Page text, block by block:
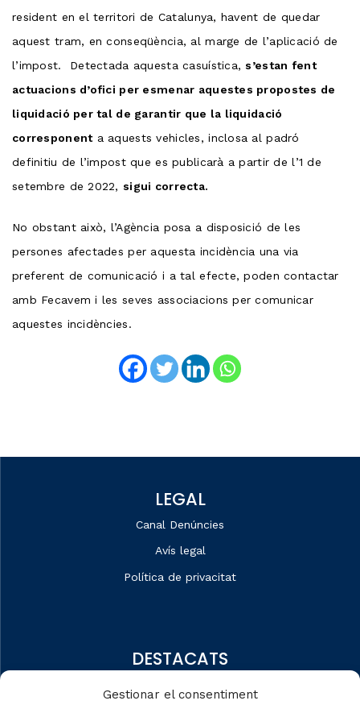
Gestionar el consentiment
resident en el territori de Catalunya, havent de quedar
aquest tram, en conseqüència, al marge de l’aplicació de
l’impost. Detectada aquesta casuística, s’estan fent
actuacions d’ofici per esmenar aquestes propostes de
liquidació per tal de garantir que la liquidació
corresponenta aquests vehicles, inclosa al padró
definitiu de l’impost que es publicarà a partir de l’1 de
setembre de 2022, sigui correcta.
No obstant això, l’Agència posa a disposició de les
persones afectades per aquesta incidència una via
preferent de comunicació i a tal efecte, poden contactar
amb Fecavem i les seves associacions per comunicar
aquestes incidències.
LEGAL
Canal Denúncies
Avís legal
Política de privacitat
DESTACATS